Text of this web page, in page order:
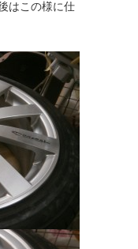
はこの様に仕